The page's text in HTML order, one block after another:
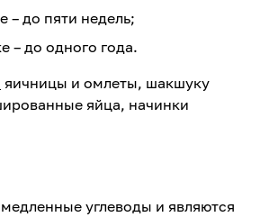
– до пяти недель;
– до одного года.
яичницы и омлеты, шакшуку
яйца, начинки
углеводы и являются